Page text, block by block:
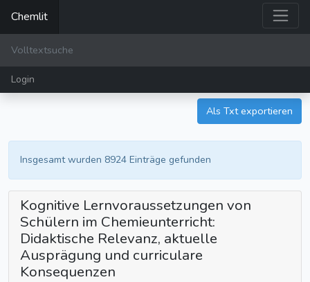
Chemlit
Login
Als Txt exportieren
Insgesamt wurden 8924 Einträge gefunden
Kognitive Lernvoraussetzungen von
Schülern im Chemieunterricht:
Didaktische Relevanz, aktuelle
Ausprägung und curriculare
Konsequenzen